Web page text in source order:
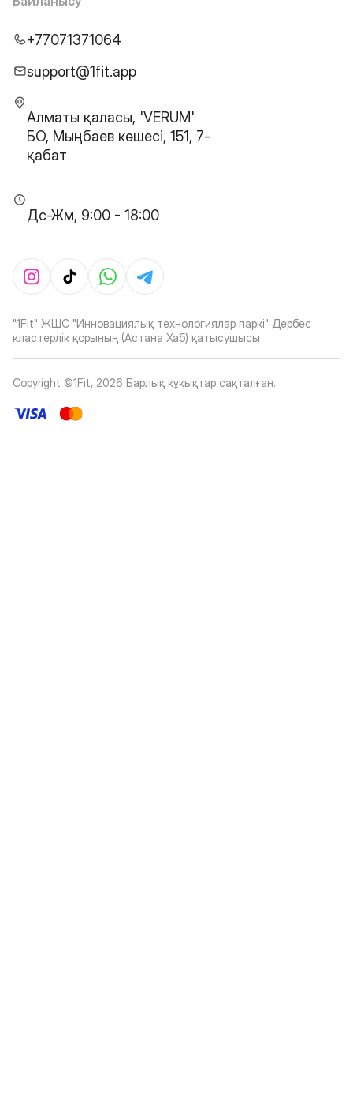
+77071371064
support@1fit.app
Алматы қаласы, 'VERUM'
БО, Мыңбаев көшесі, 151, 7-
қабат
Дс-Жм, 9:00 - 18:00
"1Fit" ЖШС "Инновациялық технологиялар паркі" Дербес
кластерлік қорының (Астана Хаб) қатысушысы
Copyright ©1Fit, 2026 Барлық құқықтар сақталған.